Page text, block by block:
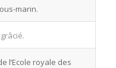
marin.
l’Ecole royale des